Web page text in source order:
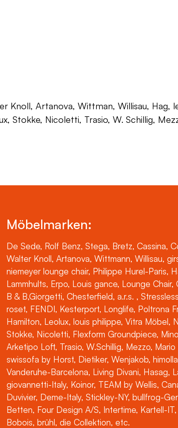
Artanova, Wittman, Willisau, Hag,
Stokke, Nicoletti, Trasio, W. Schillig,
Möbelmarken:
De Sede, Rolf Benz, Stega, Bretz, Cassina,
Walter Knoll, Artanova, Wittmann, Willisau,
niemeyer lounge chair, Philippe Hurel-Paris,
Lammhults, Erpo, Louis gance, Lounge Chair,
B & B,Giorgetti, Chesterfield, a.r.s. ,
roset, FENDI, Kesterport, Longlife, Poltrona
Hamilton, Leolux, louis philippe, Vitra Möbel,
Stokke, Nicoletti, Flexform Groundpiece,
Arketipo Loft, Trasio, W.Schillig, Mezzo,
swissofa by Horst, Dietiker, Wenjakob,
Vanderuhe-Barcelona, Living Divani, Hasag,
giovannetti-Italy, Koinor, TEAM by Wellis,
Duvivier, Deme-Italy, Stickley-NY, bullfrog-
Betten, Four Design A/S, Intertime, Kartell-
Bobois, brühl, die Collektion, etc.